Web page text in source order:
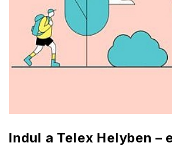
l
e
Indul a Telex Helyben –